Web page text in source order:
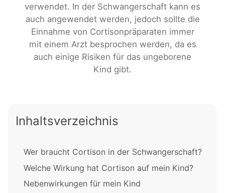
verwendet. In der Schwangerschaft kann es
auch angewendet werden, jedoch sollte die
Einnahme von Cortisonpräparaten immer
mit einem Arzt besprochen werden, da es
auch einige Risiken für das ungeborene
Kind gibt.
Inhaltsverzeichnis
Wer braucht Cortison in der Schwangerschaft?
Welche Wirkung hat Cortison auf mein Kind?
Nebenwirkungen für mein Kind